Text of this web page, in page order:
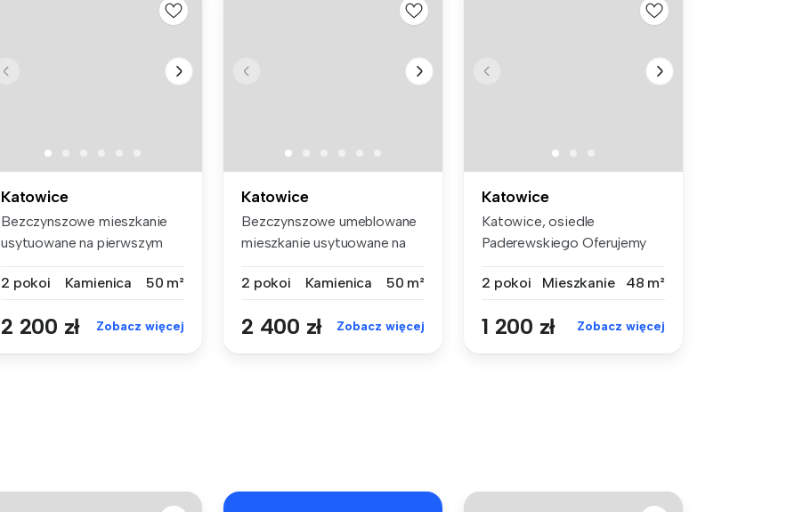
Katowice
Bezczynszowe mieszkanie
usytuowane na pierwszym
2 pokoi
Kamienica 50 m²
2 200 zł Zobacz więcej
Katowice
Bezczynszowe umeblowane
mieszkanie usytuowane na
2 pokoi
Kamienica 50 m²
2 400 zł Zobacz więcej
Katowice
Katowice, osiedle
Paderewskiego Oferujemy
2 pokoi
Mieszkanie 48 m²
1 200 zł Zobacz więcej